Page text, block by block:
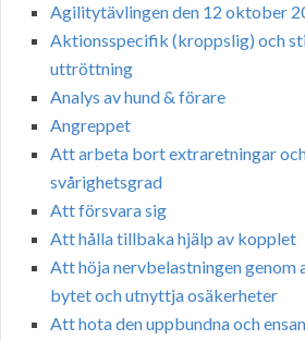
Agilitytävlingen den 12 oktober
Aktionsspecifik (kroppslig) och
uttröttning
Analys av hund & förare
Angreppet
Att arbeta bort extraretningar
svårighetsgrad
Att försvara sig
Att hålla tillbaka hjälp av kopplet
Att höja nervbelastningen genom
bytet och utnyttja osäkerheter
Att hota den uppbundna och